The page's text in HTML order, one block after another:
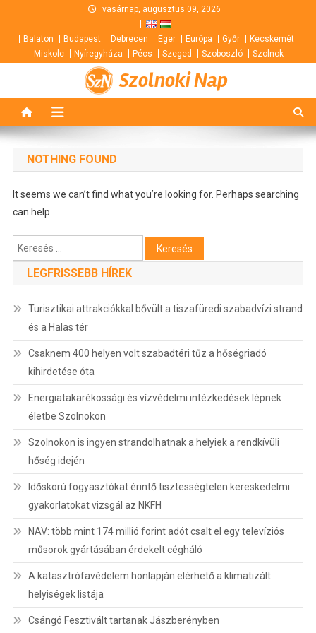
content
vasárnap, augusztus 09, 2026
Balaton Budapest Debrecen Eger Európa Győr
Kecskemét
Miskolc
Nyíregyháza Pécs Szeged Szoboszló Szolnok
Szolnoki Nap
NOTHING FOUND
It seems we can’t find what you’re looking for. Perhaps searching
can help.
Keresés:
LEGFRISSEBB HÍREK
Turisztikai attrakciókkal bővült a tiszafüredi szabadvízi strand
és a Halas tér
Csaknem 400 helyen volt szabadtéri tűz a hőségriadó
kihirdetése óta
Energiatakarékossági és vízvédelmi intézkedések lépnek
életbe Szolnokon
Szolnokon is ingyen strandolhatnak a helyiek a rendkívüli
hőség idején
Időskorú fogyasztókat érintő tisztességtelen kereskedelmi
gyakorlatokat vizsgál az NKFH
NAV: több mint 174 millió forint adót csalt el egy televíziós
műsorok gyártásában érdekelt cégháló
A katasztrófavédelem honlapján elérhető a klimatizált
helyiségek listája
Csángó Fesztivált tartanak Jászberényben